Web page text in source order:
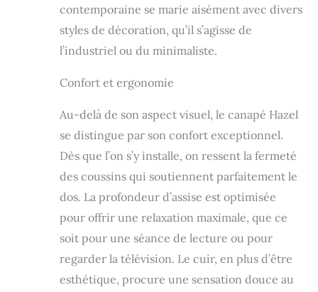
clients livrés
contemporaine se marie aisément avec divers
styles de décoration, qu’il s’agisse de
l’industriel ou du minimaliste.
Confort et ergonomie
Au-delà de son aspect visuel, le canapé Hazel
se distingue par son confort exceptionnel.
Dès que l’on s’y installe, on ressent la fermeté
des coussins qui soutiennent parfaitement le
dos. La profondeur d’assise est optimisée
pour offrir une relaxation maximale, que ce
soit pour une séance de lecture ou pour
regarder la télévision. Le cuir, en plus d’être
esthétique, procure une sensation douce au